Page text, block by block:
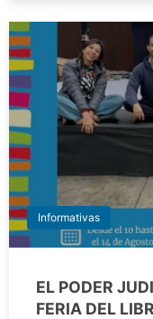
Informativas
EL PODER
FERIA DEL